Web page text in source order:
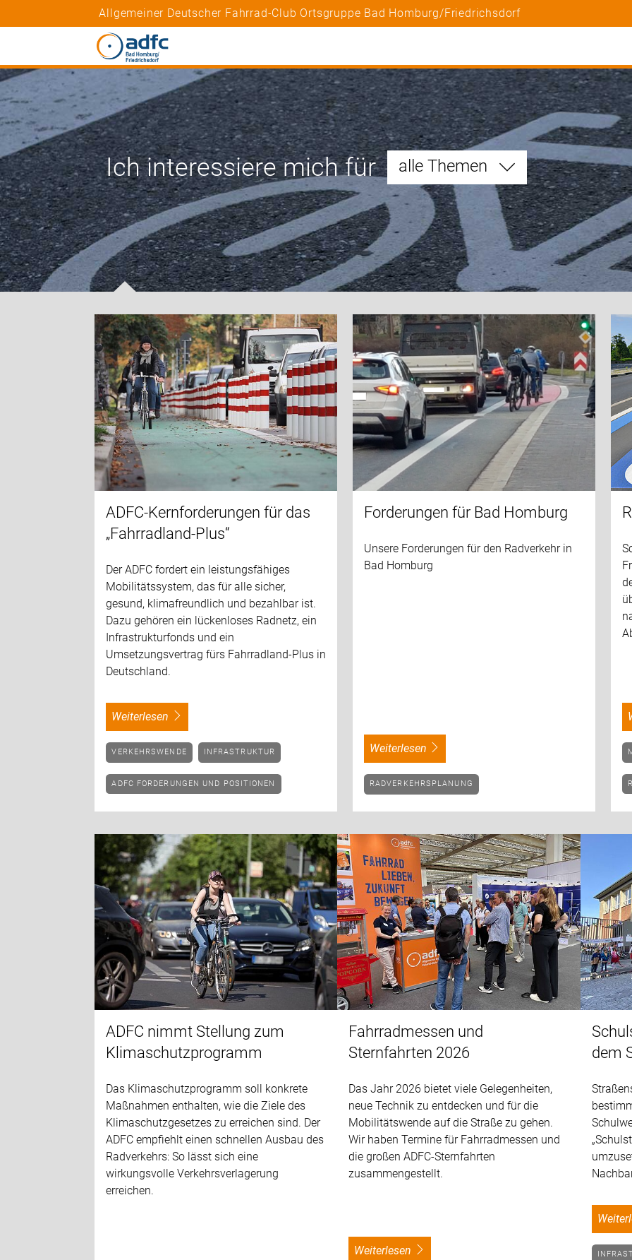
Allgemeiner Deutscher Fahrrad-Club Ortsgruppe Bad Homburg/Friedrichsdorf
Ich interessiere mich für alle Themen
ADFC-Kernforderungen für das
„Fahrradland-Plus“
Der ADFC fordert ein leistungsfähiges
Mobilitätssystem, das für alle sicher,
gesund, klimafreundlich und bezahlbar ist.
Dazu gehören ein lückenloses Radnetz, ein
Infrastrukturfonds und ein
Umsetzungsvertrag fürs Fahrradland-Plus in
Deutschland.
weiterlesen
VERKEHRSWENDE INFRASTRUKTUR
ADFC FORDERUNGEN UND POSITIONEN
Forderungen für Bad Homburg
Unsere Forderungen für den Radverkehr in
Bad Homburg
weiterlesen
RADVERKEHRSPLANUNG
ADFC nimmt Stellung zum
Klimaschutzprogramm
Das Klimaschutzprogramm soll konkrete
Maßnahmen enthalten, wie die Ziele des
Klimaschutzgesetzes zu erreichen sind. Der
ADFC empfiehlt einen schnellen Ausbau des
Radverkehrs: So lässt sich eine
wirkungsvolle Verkehrsverlagerung
erreichen.
Fahrradmessen und
Sternfahrten 2026
Das Jahr 2026 bietet viele Gelegenheiten,
neue Technik zu entdecken und für die
Mobilitätswende auf die Straße zu gehen.
Wir haben Termine für Fahrradmessen und
die großen ADFC-Sternfahrten
zusammengestellt.
weiterlesen
dem